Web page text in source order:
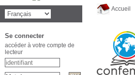
Accueil
Se connecter
accéder à votre compte de
lecteur